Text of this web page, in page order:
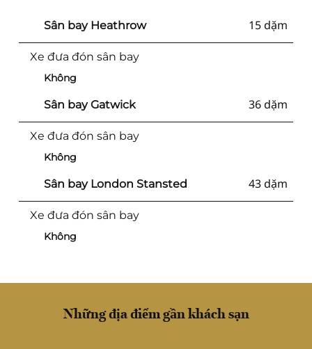
Sân bay Heathrow 15 dặm
Xe đưa đón sân bay
Không
Sân bay Gatwick 36 dặm
Xe đưa đón sân bay
Không
Sân bay London Stansted 43 dặm
Xe đưa đón sân bay
Không
Những địa điểm gần khách sạn